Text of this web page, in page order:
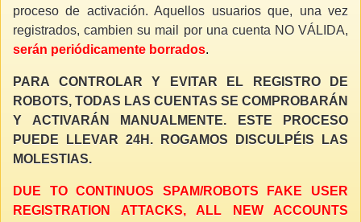
proceso de activación. Aquellos usuarios que, una vez
registrados, cambien su mail por una cuenta NO VÁLIDA,
serán periódicamente borrados.
PARA CONTROLAR Y EVITAR EL REGISTRO DE
ROBOTS, TODAS LAS CUENTAS SE COMPROBARÁN
Y ACTIVARÁN MANUALMENTE. ESTE PROCESO
PUEDE LLEVAR 24H. ROGAMOS DISCULPÉIS LAS
MOLESTIAS.
DUE TO CONTINUOS SPAM/ROBOTS FAKE USER
REGISTRATION ATTACKS, ALL NEW ACCOUNTS